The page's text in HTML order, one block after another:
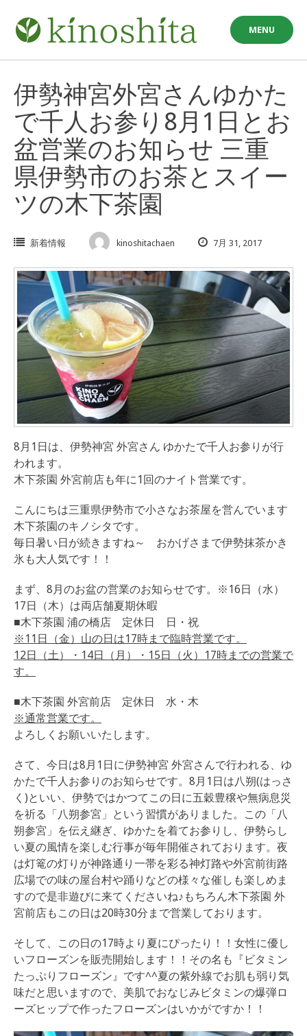
content
MENU
伊勢神宮外宮さんゆかた
で千人お参り8月1日とお
盆営業のお知らせ 三重
県伊勢市のお茶とスイー
ツの木下茶園
新着情報 kinoshitachaen 7月 31, 2017
8月1日は、伊勢神宮 外宮さん ゆかたで千人お参りが行
われます。
木下茶園 外宮前店も年に1回のナイト営業です。
こんにちは三重県伊勢市で小さなお茶屋を営んでいます
木下茶園のキノシタです。
毎日暑い日が続きますね～ おかげさまで伊勢抹茶かき
氷も大人気です！！
まず、8月のお盆の営業のお知らせです。※16日（水）
17日（木）は両店舗夏期休暇
■木下茶園 浦の橋店 定休日 日・祝
※11日（金）山の日は17時まで臨時営業です。
12日（土）・14日（月）・15日（火）17時までの営業で
す。
■木下茶園 外宮前店 定休日 水・木
※通常営業です。
よろしくお願いいたします。
さて、今日は8月1日に伊勢神宮 外宮さんで行われる、ゆ
かたで千人お参りのお知らせです。8月1日は八朔(はっさ
く)といい、伊勢ではかつてこの日に五穀豊穣や無病息災
を祈る「八朔参宮」という習慣がありました。この「八
朔参宮」を伝え継ぎ、ゆかたを着てお参りし、伊勢らし
い夏の風情を楽しむ行事が毎年開催されております。夜
は灯篭の灯りが神路通り一帯を彩る神灯路や外宮前街路
広場での味の屋台村や踊りなどの様々な催しも楽しめま
すので是非遊びに来てくださいね♪もちろん木下茶園 外
宮前店もこの日は20時30分まで営業しております。
そして、この日の17時より夏にぴったり！！女性に優し
いフローズンを販売開始します！！その名も『ビタミン
たっぷりフローズン』です^^夏の紫外線でお肌も弱り気
味だと思いますので、美肌でおなじみビタミンの爆弾ロ
ーズヒップで作ったフローズンはいかがですか！！